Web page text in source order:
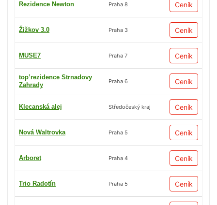
Rezidence Newton Praha 8 Ceník
Žižkov 3.0 Praha 3 Ceník
MUSE7 Praha 7 Ceník
top’rezidence Strnadovy
Zahrady
Praha 6 Ceník
Klecanská alej Středočeský kraj Ceník
Nová Waltrovka Praha 5 Ceník
Arboret Praha 4 Ceník
Trio Radotín Praha 5 Ceník